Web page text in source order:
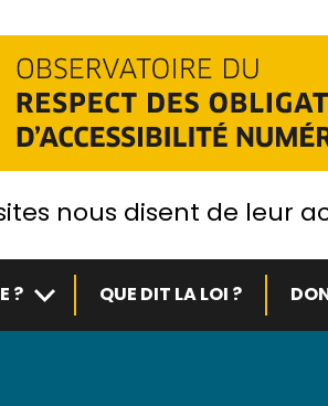
nous disent de leur
? Sous-menuQUE DIT LA LOI ?